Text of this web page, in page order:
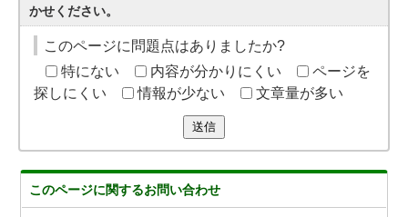
かせください。
このページに問題点はありましたか?
特にない
内容が分かりにくい
ページを
探しにくい
情報が少ない 文章量が多い
送信
このページに関するお問い合わせ